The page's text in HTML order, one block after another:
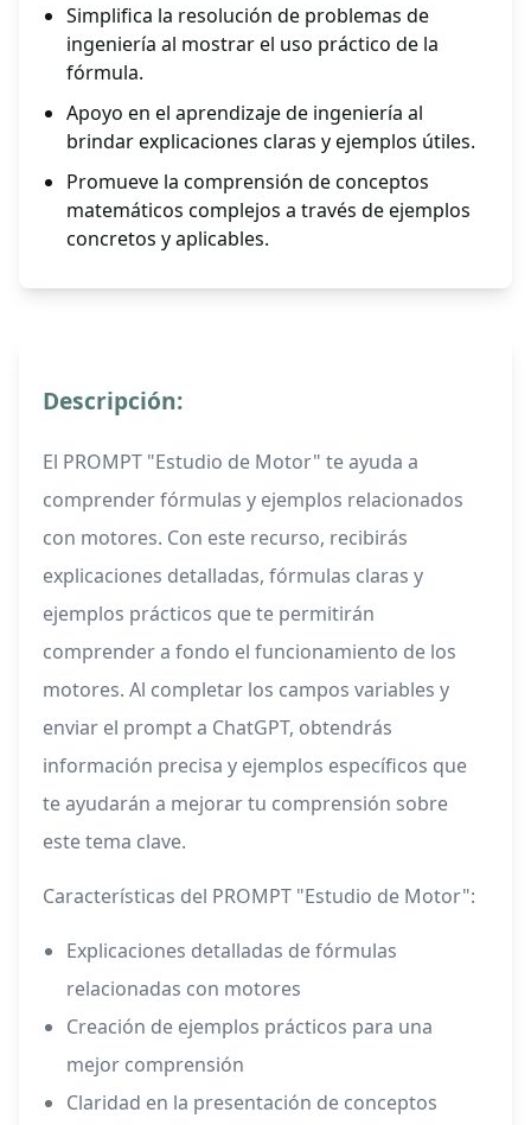
Simplifica la resolución de problemas de
ingeniería al mostrar el uso práctico de la
fórmula.
Apoyo en el aprendizaje de ingeniería al
brindar explicaciones claras y ejemplos útiles.
Promueve la comprensión de conceptos
matemáticos complejos a través de ejemplos
concretos y aplicables.
Descripción:
El PROMPT "Estudio de Motor" te ayuda a
comprender fórmulas y ejemplos relacionados
con motores. Con este recurso, recibirás
explicaciones detalladas, fórmulas claras y
ejemplos prácticos que te permitirán
comprender a fondo el funcionamiento de los
motores. Al completar los campos variables y
enviar el prompt a ChatGPT, obtendrás
información precisa y ejemplos específicos que
te ayudarán a mejorar tu comprensión sobre
este tema clave.
Características del PROMPT "Estudio de Motor":
Explicaciones detalladas de fórmulas
relacionadas con motores
Creación de ejemplos prácticos para una
mejor comprensión
Claridad en la presentación de conceptos